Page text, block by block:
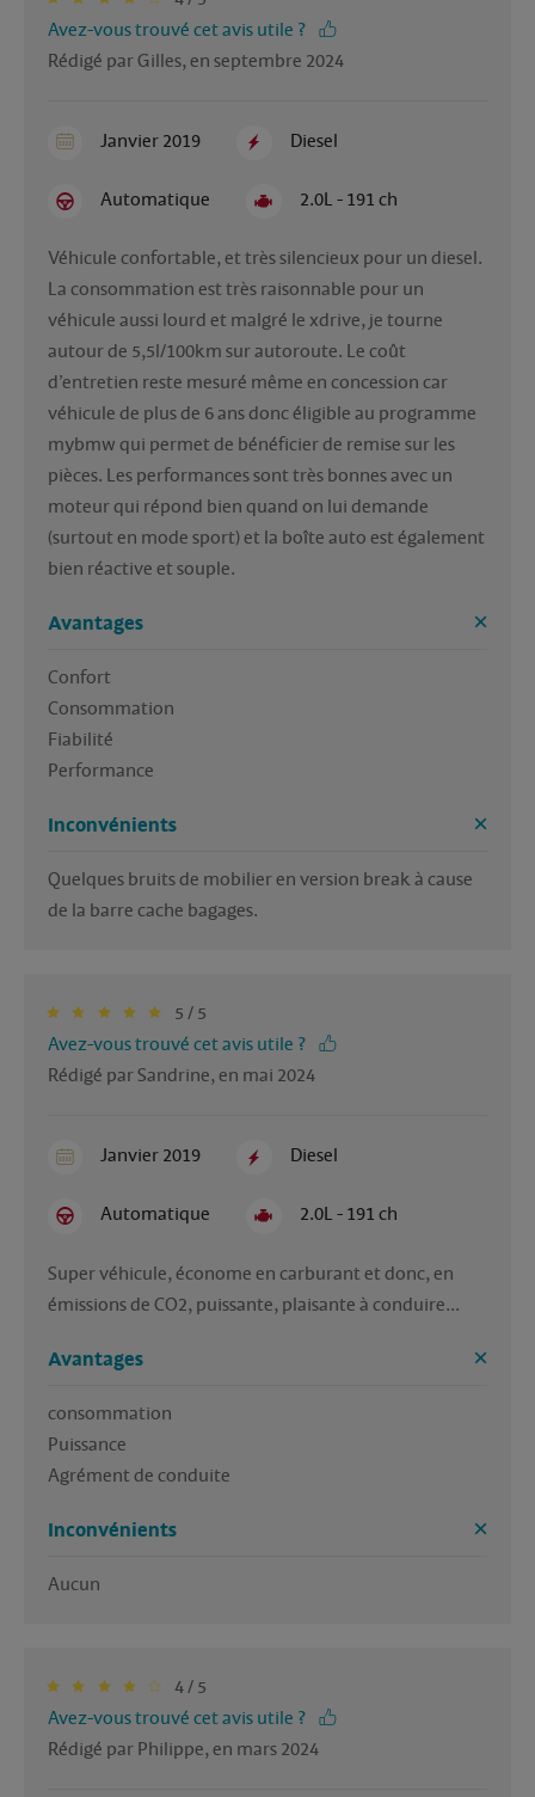
Avez-vous trouvé cet avis utile ?
Rédigé par Gilles, en septembre 2024
Janvier 2019 Diesel
Automatique 2.0L - 191 ch
Véhicule confortable, et très silencieux pour un diesel.
La consommation est très raisonnable pour un
véhicule aussi lourd et malgré le xdrive, je tourne
autour de 5,5l/100km sur autoroute. Le coût
d’entretien reste mesuré même en concession car
véhicule de plus de 6 ans donc éligible au programme
mybmw qui permet de bénéficier de remise sur les
pièces. Les performances sont très bonnes avec un
moteur qui répond bien quand on lui demande
(surtout en mode sport) et la boîte auto est également
bien réactive et souple.
Avantages
Confort
Consommation
Fiabilité
Performance
Inconvénients
Quelques bruits de mobilier en version break à cause
de la barre cache bagages.
5 / 5
Avez-vous trouvé cet avis utile ?
Rédigé par Sandrine, en mai 2024
Janvier 2019 Diesel
Automatique 2.0L - 191 ch
Super véhicule, économe en carburant et donc, en
émissions de CO2, puissante, plaisante à conduire...
Avantages
consommation
Puissance
Agrément de conduite
Inconvénients
Aucun
4 / 5
Avez-vous trouvé cet avis utile ?
Rédigé par Philippe, en mars 2024